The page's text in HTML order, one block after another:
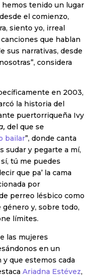
hemos tenido un lugar
el comienzo,
siento yo, irreal
que hablan
sus narrativas, desde
considera
en 2003,
la historia del
puertorriqueña Ivy
del que se
bailar”, donde canta
sudar y pegarte a mí,
tú me puedes
que pa’ la cama
por
perreo lésbico como
y, sobre todo,
límites.
las mujeres
en un
que estemos cada
Ariadna Estévez,